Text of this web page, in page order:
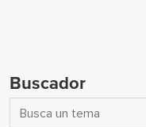
Buscador